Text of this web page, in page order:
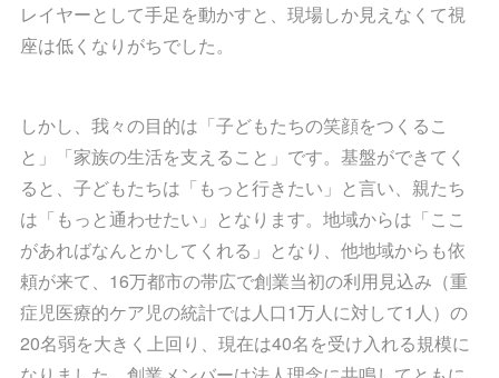
レイヤーとして手足を動かすと、現場しか見えなくて視
座は低くなりがちでした。
しかし、我々の目的は「子どもたちの笑顔をつくるこ
と」「家族の生活を支えること」です。基盤ができてく
ると、子どもたちは「もっと行きたい」と言い、親たち
は「もっと通わせたい」となります。地域からは「ここ
があればなんとかしてくれる」となり、他地域からも依
頼が来て、16万都市の帯広で創業当初の利用見込み（重
症児医療的ケア児の統計では人口1万人に対して1人）の
20名弱を大きく上回り、現在は40名を受け入れる規模に